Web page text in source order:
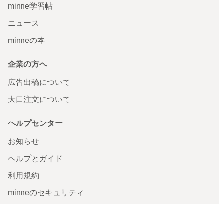
minne学習帖
ニュース
minneの本
企業の方へ
広告出稿について
大口注文について
ヘルプセンター
お知らせ
ヘルプとガイド
利用規約
minneのセキュリティ